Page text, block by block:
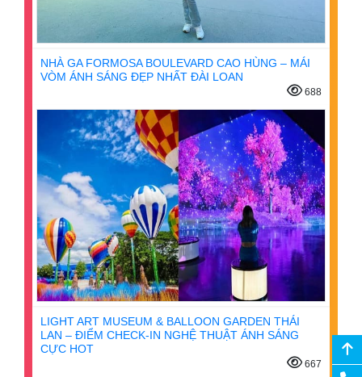
NHÀ GA FORMOSA BOULEVARD CAO HÙNG – MÁI
VÒM ÁNH SÁNG ĐẸP NHẤT ĐÀI LOAN
688
LIGHT ART MUSEUM & BALLOON GARDEN THÁI
LAN – ĐIỂM CHECK-IN NGHỆ THUẬT ÁNH SÁNG
CỰC HOT
667